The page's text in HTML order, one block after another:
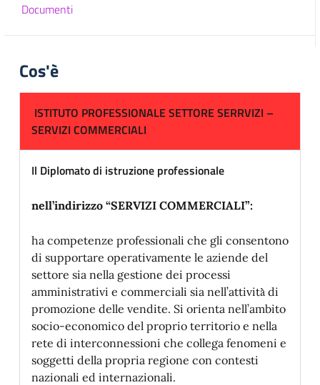
Documenti
Cos'è
ISTITUTO PROFESSIONALE SETTORE SERRVIZI –
SERVIZI COMMERCIALI
Il Diplomato di istruzione professionale
nell’indirizzo “SERVIZI COMMERCIALI”:
ha competenze professionali che gli consentono
di supportare operativamente le aziende del
settore sia nella gestione dei processi
amministrativi e commerciali sia nell’attività̀ di
promozione delle vendite. Si orienta nell’ambito
socio-economico del proprio territorio e nella
rete di interconnessioni che collega fenomeni e
soggetti della propria regione con contesti
nazionali ed internazionali.